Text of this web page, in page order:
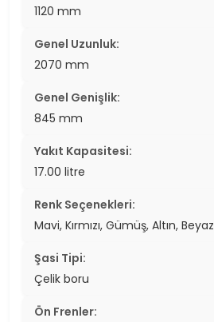
1120 mm
Genel Uzunluk:
2070 mm
Genel Genişlik:
845 mm
Yakıt Kapasitesi:
17.00 litre
Renk Seçenekleri:
Mavi, Kırmızı, Gümüş, Altın, Beyaz
Şasi Tipi:
Çelik boru
Ön Frenler: